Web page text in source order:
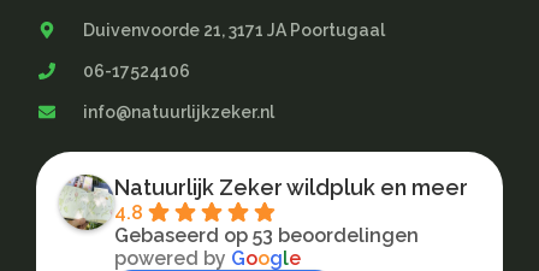
Duivenvoorde 21, 3171 JA Poortugaal
06-17524106
info@natuurlijkzeker.nl
Natuurlijk Zeker wildpluk en meer
4.8
Gebaseerd op 53 beoordelingen
powered by Google